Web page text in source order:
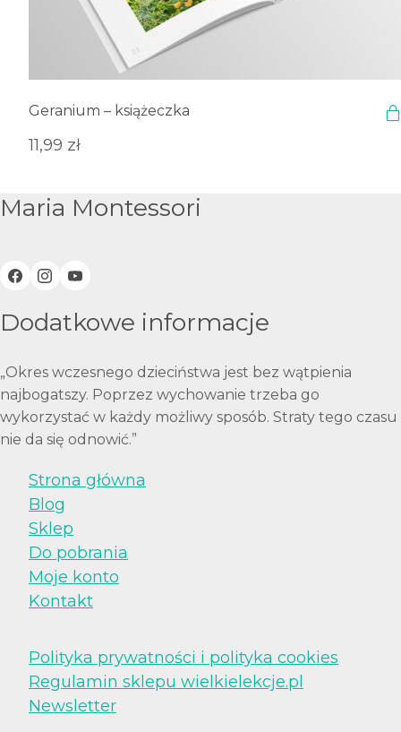
Geranium – książeczka
11,99 zł
Maria Montessori
Dodatkowe informacje
„Okres wczesnego dzieciństwa jest bez wątpienia
najbogatszy. Poprzez wychowanie trzeba go
wykorzystać w każdy możliwy sposób. Straty tego czasu
nie da się odnowić.”
Strona główna
Blog
Sklep
Do pobrania
Moje konto
Kontakt
Polityka prywatności i polityka cookies
Regulamin sklepu wielkielekcje.pl
Newsletter